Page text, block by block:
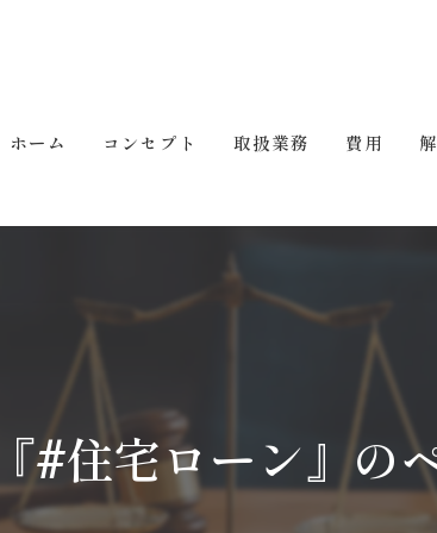
ホーム コンセプト 取扱業務 費用
#住宅ローン』の